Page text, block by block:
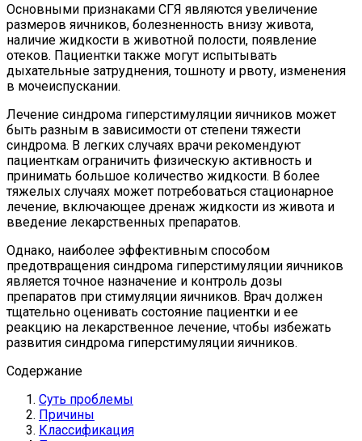
Основными признаками СГЯ являются увеличение
размеров яичников, болезненность внизу живота,
наличие жидкости в животной полости, появление
отеков. Пациентки также могут испытывать
дыхательные затруднения, тошноту и рвоту, изменения
в мочеиспускании.
Лечение синдрома гиперстимуляции яичников может
быть разным в зависимости от степени тяжести
синдрома. В легких случаях врачи рекомендуют
пациенткам ограничить физическую активность и
принимать большое количество жидкости. В более
тяжелых случаях может потребоваться стационарное
лечение, включающее дренаж жидкости из живота и
введение лекарственных препаратов.
Однако, наиболее эффективным способом
предотвращения синдрома гиперстимуляции яичников
является точное назначение и контроль дозы
препаратов при стимуляции яичников. Врач должен
тщательно оценивать состояние пациентки и ее
реакцию на лекарственное лечение, чтобы избежать
развития синдрома гиперстимуляции яичников.
Содержание
Суть проблемы
Причины
Классификация